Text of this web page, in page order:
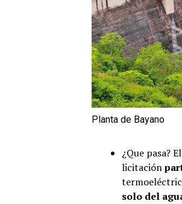
Planta de Bayano
¿Que pasa?
licitación
solo del